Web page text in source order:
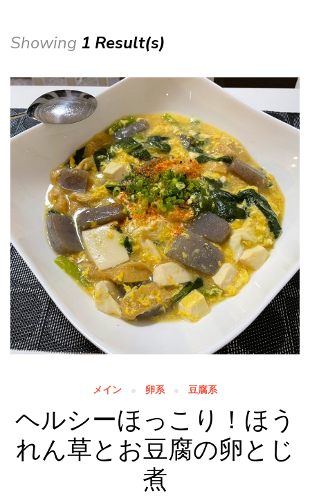
Showing 1 Result(s)
メイン 卵系 豆腐系
ヘルシーほっこり！ほう
れん草とお豆腐の卵とじ
煮